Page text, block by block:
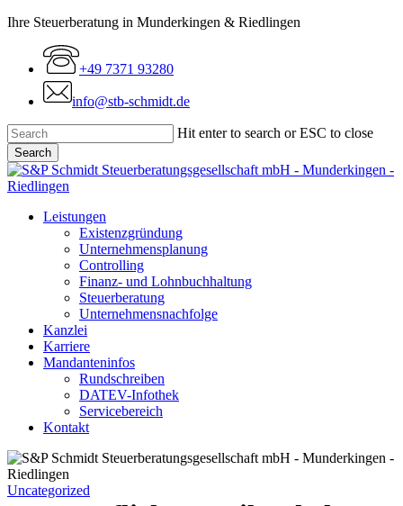
Skip
content
Ihre Steuerberatung in Munderkingen & Riedlingen
+49 7371 93280
info@stb-schmidt.de
Hit enter to search or ESC to close
Search
Close
Search
Menu
Leistungen
Existenzgründung
Unternehmensplanung
Controlling
Finanz- und Lohnbuchhaltung
Steuerberatung
Unternehmensnachfolge
Kanzlei
Karriere
Mandanteninfos
Rundschreiben
DATEV-Infothek
Servicebereich
Kontakt
Uncategorized